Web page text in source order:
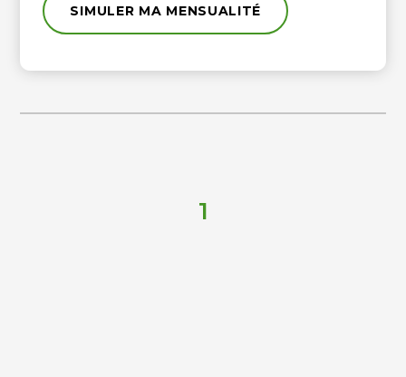
Tous commerces à 5 minutes, gare desservant Paris-Montparnasse
accessible à pied... Matériaux de qualité, superbe bâtisse destinée
Géorisques http://www.georisques.gouv.fr
SIMULER MA MENSUALITÉ
1